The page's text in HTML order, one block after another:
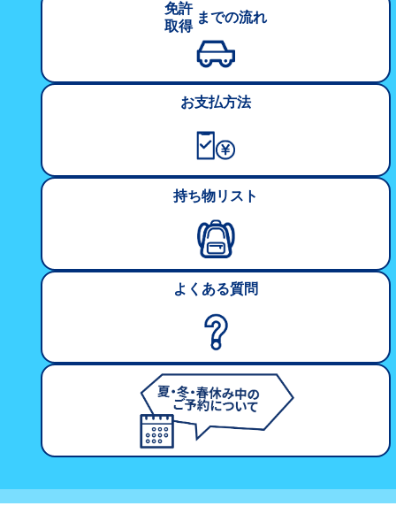
免許
取得
までの流れ
お支払方法
持ち物リスト
よくある質問